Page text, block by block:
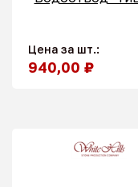
Цена за шт.:
940,00 ₽